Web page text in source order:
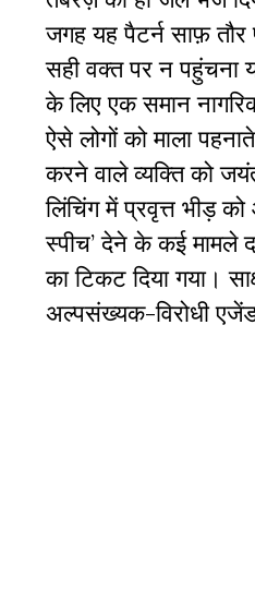
जगह यह पैटर्न साफ़
सही वक्त पर न पहुंचना
के लिए एक समान
ऐसे लोगों को माला
करने वाले व्यक्ति को
लिंचिंग में प्रवृत्त भीड़
स्पीच’ देने के कई मामले
का टिकट दिया गया।
अल्पसंख्यक-विरोधी